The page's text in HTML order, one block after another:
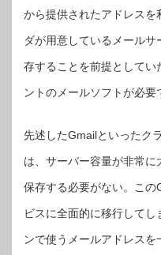
から提供されたアドレスを
ダが用意しているメール
存することを前提としてい
ントのメールソフトが必要
先述したGmailといったク
は、サーバー容量が非常
保存する必要がない。こ
ビスに全面的に移行して
ンで使うメールアドレス